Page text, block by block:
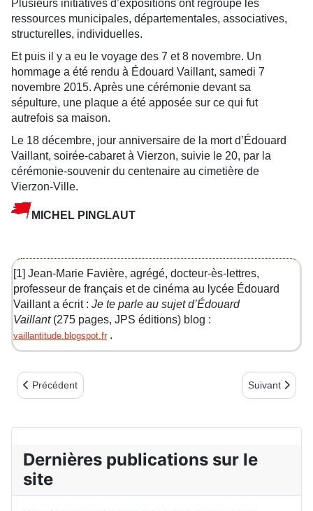
Plusieurs initiatives d’expositions ont regroupé les
ressources municipales, départementales, associatives,
structurelles, individuelles.
Et puis il y a eu le voyage des 7 et 8 novembre. Un
hommage a été rendu à Édouard Vaillant, samedi 7
novembre 2015. Après une cérémonie devant sa
sépulture, une plaque a été apposée sur ce qui fut
autrefois sa maison.
Le 18 décembre, jour anniversaire de la mort d’Édouard
Vaillant, soirée-cabaret à Vierzon, suivie le 20, par la
cérémonie-souvenir du centenaire au cimetière de
Vierzon-Ville.
MICHEL PINGLAUT
[1] Jean-Marie Favière, agrégé, docteur-ès-lettres,
professeur de français et de cinéma au lycée Édouard
Vaillant a écrit : Je te parle au sujet d’Édouard
Vaillant (275 pages, JPS éditions) blog :
vaillantitude.blogspot.fr.
Article précédent : FÊTE DE LA COMMUNE 2015
Précédent Article suivant
Suivant
Dernières publications sur le
site